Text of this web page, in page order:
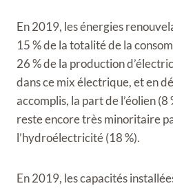
En 2019, les énergies
15 % de la totalité de la
26 % de la production
dans ce mix électrique, et en
accomplis, la part de l’éolien (8
reste encore très minoritaire
l’hydroélectricité (18 %).
En 2019, les capacités